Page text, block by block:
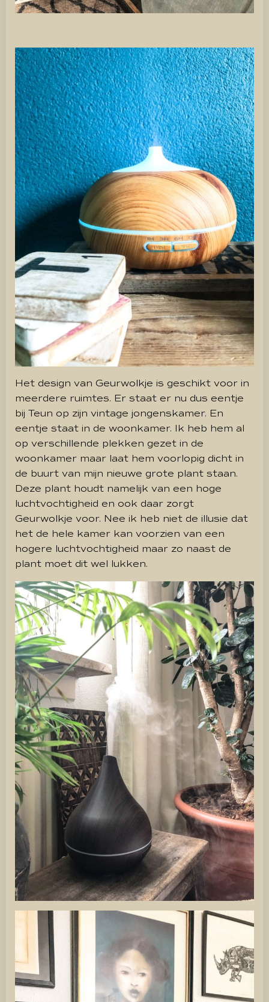
Het design van Geurwolkje is geschikt voor in
meerdere ruimtes. Er staat er nu dus eentje
bij Teun op zijn vintage jongenskamer. En
eentje staat in de woonkamer. Ik heb hem al
op verschillende plekken gezet in de
woonkamer maar laat hem voorlopig dicht in
de buurt van mijn nieuwe grote plant staan.
Deze plant houdt namelijk van een hoge
luchtvochtigheid en ook daar zorgt
Geurwolkje voor. Nee ik heb niet de illusie dat
het de hele kamer kan voorzien van een
hogere luchtvochtigheid maar zo naast de
plant moet dit wel lukken.